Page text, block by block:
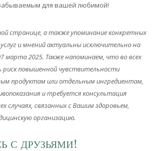
для вашей любимой!
странице, а также упоминание конкретных
и мнений актуальны исключительно на
марта 2025. Также напоминаем, что во всех
риск повышенной чувствительности
продуктам или отдельным ингредиентам,
и требуется консультация
случаях, связанных с Вашим здоровьем,
организацию.
С ДРУЗЬЯМИ!